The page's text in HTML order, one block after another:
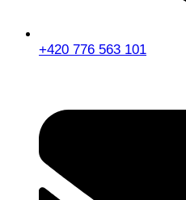
+420 776 563 101